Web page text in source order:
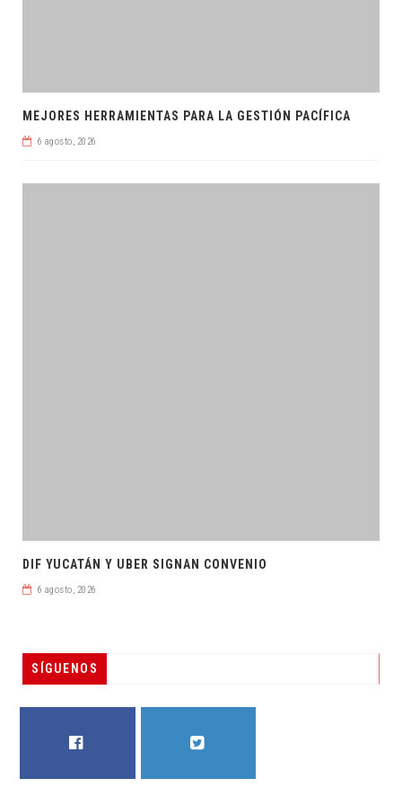
MEJORES HERRAMIENTAS PARA LA GESTIÓN PACÍFICA
6 agosto, 2026
DIF YUCATÁN Y UBER SIGNAN CONVENIO
6 agosto, 2026
SÍGUENOS